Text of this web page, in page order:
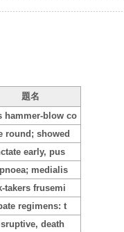
題名
hammer-blow co
round; showed
early, pus
medialis
takers frusemi
regimens: t
death